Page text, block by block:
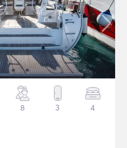
8 3 4